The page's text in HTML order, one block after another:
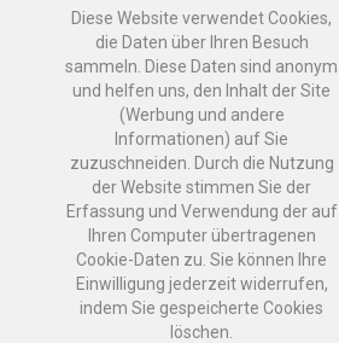
Diese Website verwendet Cookies,
die Daten über Ihren Besuch
sammeln. Diese Daten sind anonym
und helfen uns, den Inhalt der Site
(Werbung und andere
Informationen) auf Sie
zuzuschneiden. Durch die Nutzung
der Website stimmen Sie der
Erfassung und Verwendung der auf
Ihren Computer übertragenen
Cookie-Daten zu. Sie können Ihre
Einwilligung jederzeit widerrufen,
indem Sie gespeicherte Cookies
löschen.